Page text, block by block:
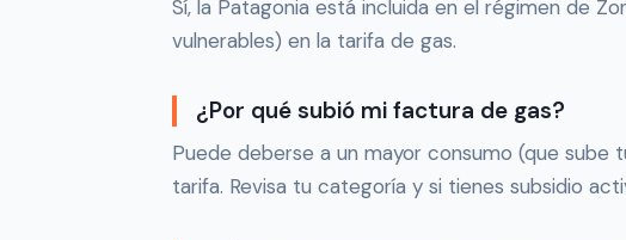
Sí, la Patagonia está incluida en el régimen de
vulnerables) en la tarifa de gas.
¿Por qué subió mi factura de gas?
Puede deberse a un mayor consumo (que sube
tarifa. Revisa tu categoría y si tienes subsidio